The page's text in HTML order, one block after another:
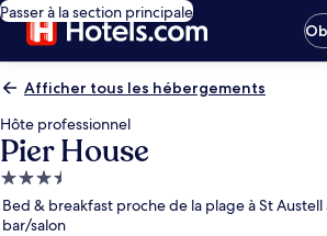
Passer à la section principale
Afficher tous les hébergements
Hôte professionnel
Pier House
Hébergement
3.5 étoiles
Bed & breakfast proche de la plage à St
bar/salon